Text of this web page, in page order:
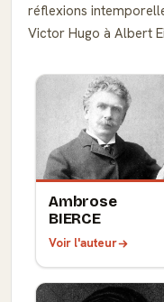
réflexions
Victor Hugo à Albert
Ambrose
BIERCE
Voir l'auteur